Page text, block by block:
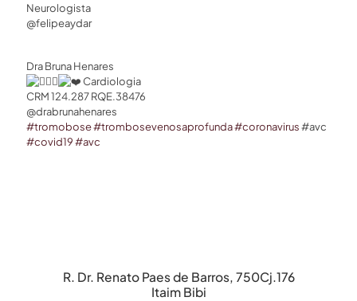
Neurologista
@felipeaydar
Dra Bruna Henares⁣
Cardiologia ⁣
CRM 124.287 RQE.38476 ⁣
@drabrunahenares
#tromobose#trombosevenosaprofunda#coronavirus#avc
#covid19#avc
R. Dr. Renato Paes de Barros, 750Cj.176
Itaim Bibi